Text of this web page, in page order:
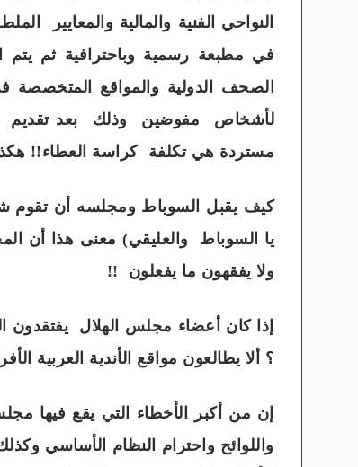
النواحي الفنية والمالية والمعايير
في مطبعة رسمية وباحترافية ثم
الصحف الدولية والمواقع المتخصصة
لأشخاص مفوضين وذلك بعد تقديم
مستردة هي تكلفة كراسة العطاء!!
كيف يقبل السوباط ومجلسه أن تقوم
يا السوباط والعليقي) معنى هذا أن
ولا يفقهون ما يفعلون !!
إذا كان أعضاء مجلس الهلال يفتقدون
؟ ألا يطالعون مواقع الأندية العربية
إن من أكبر الأخطاء التي يقع فيها
واللوائح واحترام النظام الأساسي